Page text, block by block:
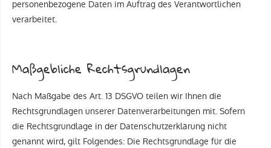
personenbezogene Daten im Auftrag des Verantwortlichen
verarbeitet.
Maßgebliche Rechtsgrundlagen
Nach Maßgabe des Art. 13 DSGVO teilen wir Ihnen die
Rechtsgrundlagen unserer Datenverarbeitungen mit. Sofern
die Rechtsgrundlage in der Datenschutzerklärung nicht
genannt wird, gilt Folgendes: Die Rechtsgrundlage für die